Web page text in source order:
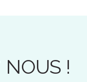
NOUS !